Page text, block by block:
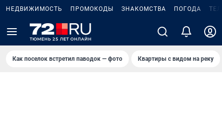
НЕДВИЖИМОСТЬ ПРОМОКОДЫ ЗНАКОМСТВА ПОГОДА
Как поселок встретил паводок — фото Квартиры с видом на реку